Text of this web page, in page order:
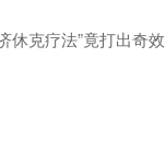
休克疗法”竟打出奇